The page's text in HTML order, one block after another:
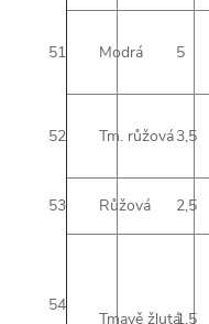
51 Modrá 5
52 Tm. růžová3,5
53 Růžová 2,5
54
Tmavě žlutá1,5